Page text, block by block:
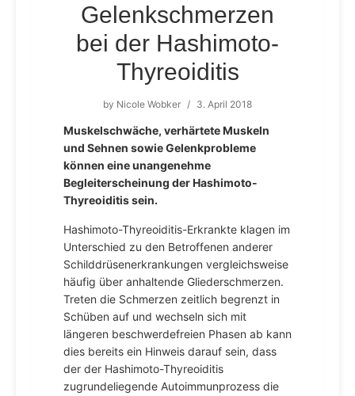
Gelenkschmerzen
bei der Hashimoto-
Thyreoiditis
by Nicole Wobker / 3. April 2018
Muskelschwäche, verhärtete Muskeln
und Sehnen sowie Gelenkprobleme
können eine unangenehme
Begleiterscheinung der Hashimoto-
Thyreoiditis sein.
Hashimoto-Thyreoiditis-Erkrankte klagen im
Unterschied zu den Betroffenen anderer
Schilddrüsenerkrankungen vergleichsweise
häufig über anhaltende Gliederschmerzen.
Treten die Schmerzen zeitlich begrenzt in
Schüben auf und wechseln sich mit
längeren beschwerdefreien Phasen ab kann
dies bereits ein Hinweis darauf sein, dass
der der Hashimoto-Thyreoiditis
zugrundeliegende Autoimmunprozess die